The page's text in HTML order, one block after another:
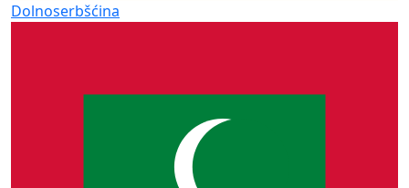
Dolnoserbšćina